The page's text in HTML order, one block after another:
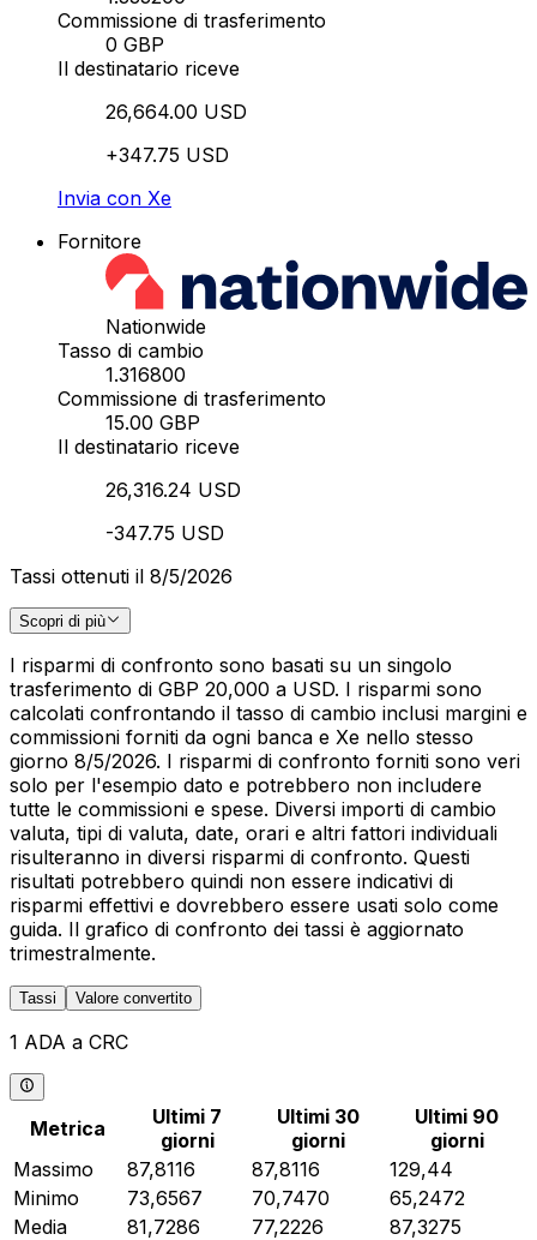
Commissione di trasferimento
0 GBP
Il destinatario riceve
26,664.00 USD
+347.75 USD
Invia con Xe
Fornitore
Nationwide
Tasso di cambio
1.316800
Commissione di trasferimento
15.00 GBP
Il destinatario riceve
26,316.24 USD
-347.75 USD
Tassi ottenuti il 8/5/2026
Scopri di più
I risparmi di confronto sono basati su un singolo
trasferimento di GBP 20,000 a USD. I risparmi sono
calcolati confrontando il tasso di cambio inclusi margini e
commissioni forniti da ogni banca e Xe nello stesso
giorno 8/5/2026. I risparmi di confronto forniti sono veri
solo per l'esempio dato e potrebbero non includere
tutte le commissioni e spese. Diversi importi di cambio
valuta, tipi di valuta, date, orari e altri fattori individuali
risulteranno in diversi risparmi di confronto. Questi
risultati potrebbero quindi non essere indicativi di
risparmi effettivi e dovrebbero essere usati solo come
guida. Il grafico di confronto dei tassi è aggiornato
trimestralmente.
Tassi Valore convertito
1 ADA a CRC
Metrica
Ultimi 7
giorni
Ultimi 30
giorni
Ultimi 90
giorni
Massimo
87,8116 87,8116
129,44
Minimo
73,6567 70,7470
65,2472
Media
81,7286 77,2226
87,3275